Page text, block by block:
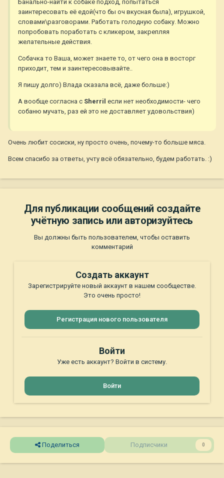
Банально-найти к собаке подход, попытаться
заинтересовать её едой(что бы оч вкусная была), игрушкой,
словами\разговорами. Работать голодную собаку. Можно
попробовать поработать с кликером, закрепляя
желательные действия.
Собачка то Ваша, может знаете то, от чего она в восторг
приходит, тем и заинтересовывайте..
Я пишу долго) Влада сказала всё, даже больше:)
А вообще согласна с Sherril если нет необходимости- чего
собаню мучать, раз ей это не доставляет удовольствия)
Очень любит сосиски, ну просто очень, почему-то больше мяса.
Всем спасибо за ответы, учту всё обязательно, будем работать. :)
Для публикации сообщений создайте
учётную запись или авторизуйтесь
Вы должны быть пользователем, чтобы оставить
комментарий
Создать аккаунт
Зарегистрируйте новый аккаунт в нашем сообществе.
Это очень просто!
Регистрация нового пользователя
Войти
Уже есть аккаунт? Войти в систему.
Войти
Поделиться Подписчики 0